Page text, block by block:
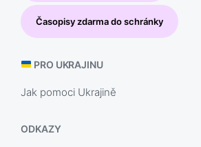
Časopisy zdarma do schránky
PRO UKRAJINU
Jak pomoci Ukrajině
ODKAZY